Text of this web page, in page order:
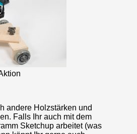
andere Holzstärken und
Falls Ihr auch mit dem
Sketchup arbeitet (was